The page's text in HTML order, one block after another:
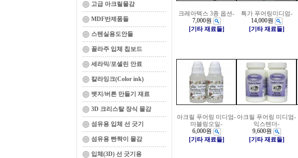
고급 아크릴물감
MDF반제품들
스텐실용도안들
꼴라주 입체 칩보드
세라믹/포셀린 안료
칼라잉크(Color ink)
뱃지/버튼 만들기 재료
3D 크리스탈 장식 물감
섬유용 입체 선 긋기
섬유용 빤짝이 물감
입체(3D) 선 긋기용
크레아텍스 3종 옵션-
7,000원
[기타 재료들]
특가 푸어링미디엄-
14,000원
[기타 재료들]
아크릴 푸어링 미디엄-
마블링오일-
6,000원
[기타 재료들]
아크릴 푸어링 미디엄-
익스텐더-
9,600원
[기타 재료들]